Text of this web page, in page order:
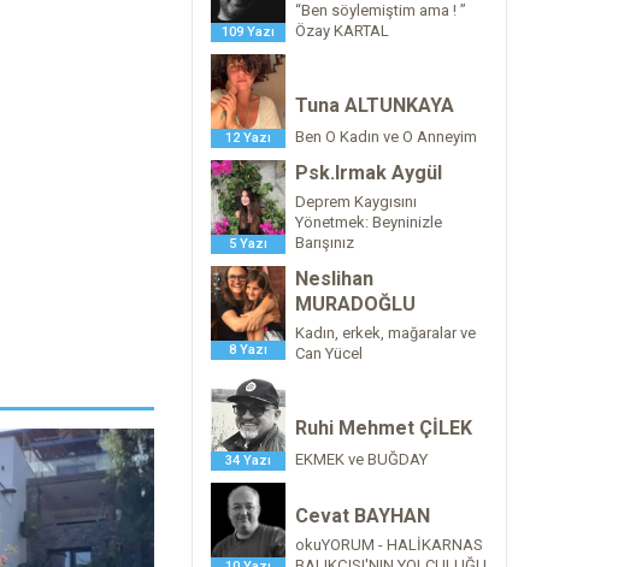
109 Yazı
“Ben söylemiştim ama ! ”
Özay KARTAL
12 Yazı
Tuna ALTUNKAYA
Ben O Kadın ve O Anneyim
5 Yazı
Psk.Irmak Aygül
Deprem Kaygısını
Yönetmek: Beyninizle
Barışınız
8 Yazı
Neslihan
MURADOĞLU
Kadın, erkek, mağaralar ve
Can Yücel
34 Yazı
Ruhi Mehmet ÇİLEK
EKMEK ve BUĞDAY
Cevat BAYHAN
okuYORUM - HALİKARNAS